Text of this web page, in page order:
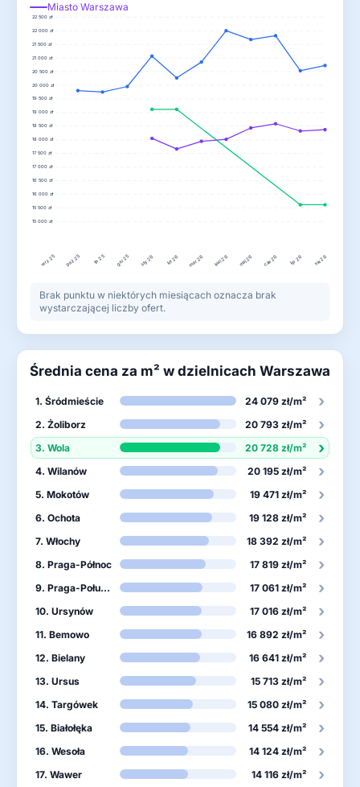
Miasto Warszawa
15 000 zł
15 500 zł
16 000 zł
16 500 zł
17 000 zł
17 500 zł
18 000 zł
18 500 zł
19 000 zł
19 500 zł
20 000 zł
20 500 zł
21 000 zł
21 500 zł
22 000 zł
22 500 zł
wrz 25 paź 25 lis 25 gru 25 sty 26 lut 26 mar 26 kwi 26 maj 26 cze 26 lip 26 sie 26
Brak punktu w niektórych miesiącach oznacza brak
wystarczającej liczby ofert.
Średnia cena za m² w dzielnicach Warszawa
1. Śródmieście 24 079 zł/m² ›
2. Żoliborz 20 793 zł/m² ›
3. Wola 20 728 zł/m² ›
4. Wilanów 20 195 zł/m² ›
5. Mokotów 19 471 zł/m² ›
6. Ochota 19 128 zł/m² ›
7. Włochy 18 392 zł/m² ›
8. Praga-Północ 17 819 zł/m² ›
9. Praga-Południe 17 061 zł/m² ›
10. Ursynów 17 016 zł/m² ›
11. Bemowo 16 892 zł/m² ›
12. Bielany 16 641 zł/m² ›
13. Ursus 15 713 zł/m² ›
14. Targówek 15 080 zł/m² ›
15. Białołęka 14 554 zł/m² ›
16. Wesoła 14 124 zł/m² ›
17. Wawer 14 116 zł/m² ›